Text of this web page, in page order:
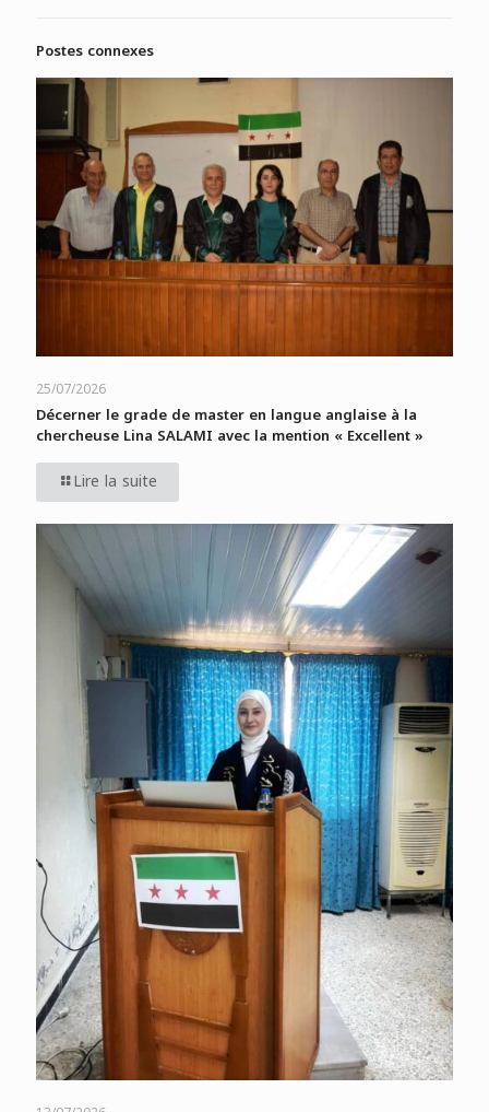
Postes connexes
25/07/2026
Décerner le grade de master en langue anglaise à la
chercheuse Lina SALAMI avec la mention « Excellent »
Lire la suite